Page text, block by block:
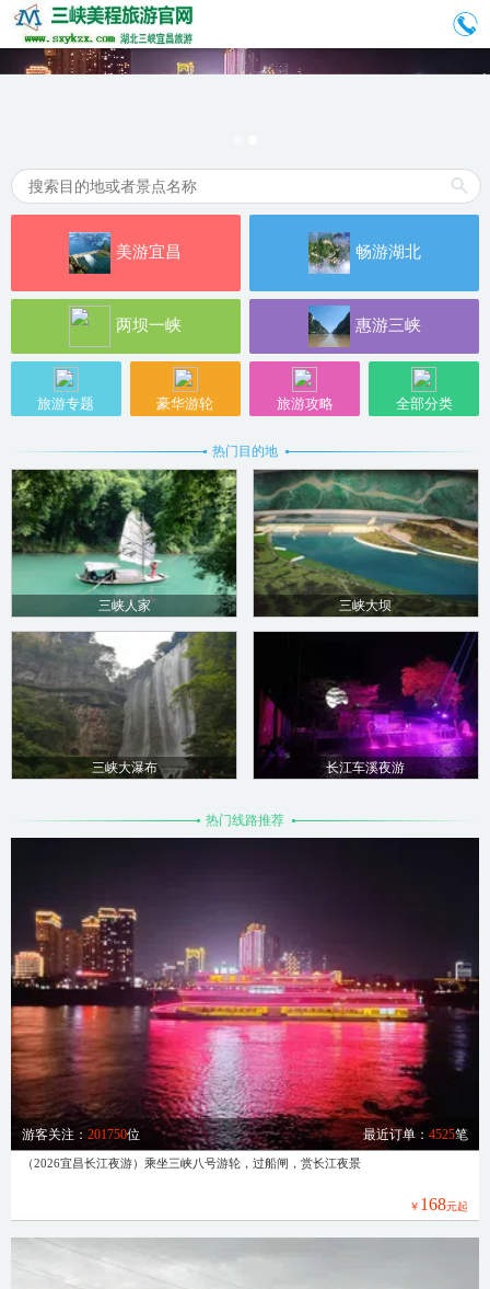
美游宜昌 畅游湖北
两坝一峡 惠游三峡
旅游专题 豪华游轮 旅游攻略 全部分类
热门目的地
三峡人家 三峡大坝
三峡大瀑布 长江车溪夜游
热门线路推荐
游客关注： 201750位 最近订单： 4525笔
（2026宜昌长江夜游）乘坐三峡八号游轮，过船闸，赏长江夜景
￥ 168元起